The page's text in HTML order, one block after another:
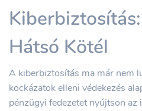
Hátsó Kötél
A kiberbiztosítás ma már nem
kockázatok elleni védekezés
pénzügyi fedezetet nyújtson